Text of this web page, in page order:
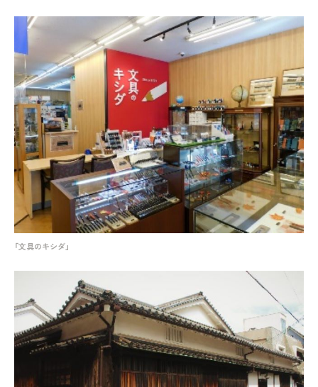
「文具のキシダ」